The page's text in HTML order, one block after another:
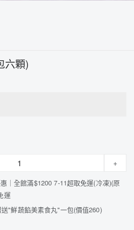
六顆)
+
惠｜全館滿$1200 7-11超取免運(冷凍)(原
運
送"鮮蔬餡美素食丸"一包(價值260)